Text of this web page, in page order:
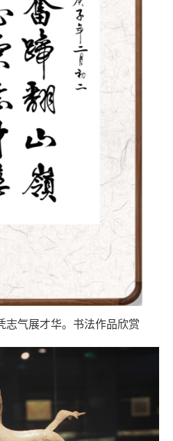
志气展才华。书法作品欣赏